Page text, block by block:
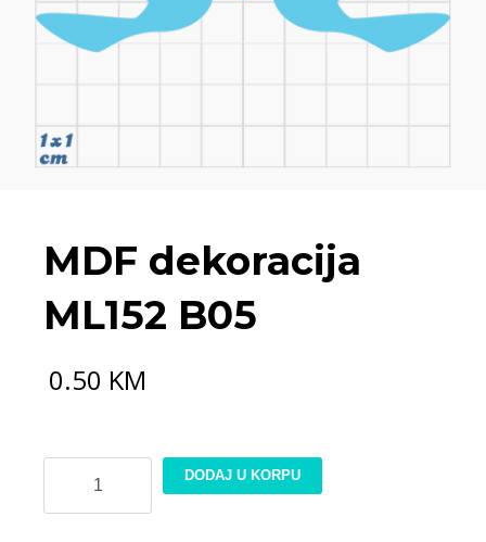
MDF dekoracija
ML152 B05
0.50 KM
dekoracija
ML152
DODAJ U KORPU